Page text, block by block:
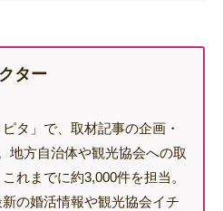
ター
タ」で、取材記事の企画・
地方自治体や観光協会への取
れまでに約3,000件を担当。
の婚活情報や観光協会イチ